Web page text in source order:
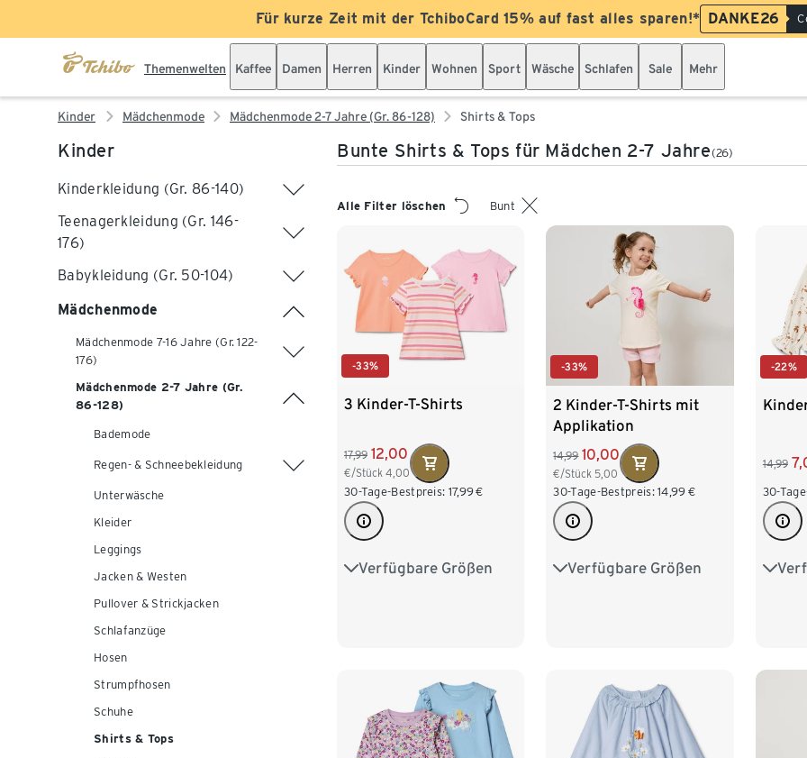
Für kurze Zeit mit der TchiboCard 15% auf fast alles sparen!* DANKE26
Themenwelten Kaffee Damen Herren Kinder Wohnen Sport Wäsche Schlafen Sale Mehr
Kinder Mädchenmode Mädchenmode 2-7 Jahre (Gr. 86-128) Shirts & Tops
Kinder
Kinderkleidung (Gr. 86-140)
Teenagerkleidung (Gr. 146-
176)
Babykleidung (Gr. 50-104)
Mädchenmode
Mädchenmode 7-16 Jahre (Gr. 122-
176)
Mädchenmode 2-7 Jahre (Gr.
86-128)
Bademode
Regen- & Schneebekleidung
Unterwäsche
Kleider
Leggings
Jacken & Westen
Pullover & Strickjacken
Schlafanzüge
Hosen
Strumpfhosen
Schuhe
Shirts & Tops
Bunte Shirts & Tops für Mädchen 2-7 Jahre(26)
Alle Filter löschen Bunt
-33%
3 Kinder-T-Shirts
17,99 12,00
€/Stück 4,00
30-Tage-Bestpreis: 17,99€
Verfügbare Größen
50/56 62/68 74/80
-33%
2 Kinder-T-Shirts mit
Applikation
14,99 10,00
€/Stück 5,00
30-Tage-Bestpreis: 14,99 €
Verfügbare Größen
86/92 98/104
-22%
14,99
30-
86/